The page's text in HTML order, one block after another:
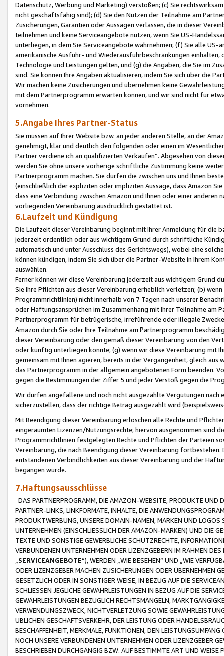
Datenschutz, Werbung und Marketing) verstoßen; (c) Sie
nicht geschäftsfähig sind); (d) Sie den Nutzen der Teilnahme am
Zusicherungen, Garantien oder Aussagen verlassen, die in dieser
teilnehmen und keine Serviceangebote nutzen, wenn Sie US-
unterliegen, in dem Sie Serviceangebote wahrnehmen; (f) Sie alle
amerikanische Ausfuhr- und Wiederausfuhrbeschränkungen
Technologie und Leistungen gelten, und (g) die Angaben, die Sie im
sind. Sie können Ihre Angaben aktualisieren, indem Sie sich über die
Wir machen keine Zusicherungen und übernehmen keine
mit dem Partnerprogramm erwarten können, und wir sind nicht für
vornehmen.
5.Angabe Ihres Partner-Status
Sie müssen auf Ihrer Website bzw. an jeder anderen Stelle, an der
genehmigt, klar und deutlich den folgenden oder einen im
Partner verdiene ich an qualifizierten Verkäufen“. Abgesehen von
werden Sie ohne unsere vorherige schriftliche Zustimmung keine
Partnerprogramm machen. Sie dürfen die zwischen uns und Ihnen
(einschließlich der expliziten oder impliziten Aussage, dass Amazon
dass eine Verbindung zwischen Amazon und Ihnen oder einer
vorliegenden Vereinbarung ausdrücklich gestattet ist.
6.Laufzeit und Kündigung
Die Laufzeit dieser Vereinbarung beginnt mit Ihrer Anmeldung für die
jederzeit ordentlich oder aus wichtigem Grund durch schriftliche
automatisch und unter Ausschluss des Gerichtswegs), wobei eine
können kündigen, indem Sie sich über die Partner-Website in Ihrem
auswählen.
Ferner können wir diese Vereinbarung jederzeit aus wichtigem Grund
Sie Ihre Pflichten aus dieser Vereinbarung erheblich verletzen; (b)
Programmrichtlinien) nicht innerhalb von 7 Tagen nach unserer
oder Haftungsansprüchen im Zusammenhang mit Ihrer Teilnahme am
Partnerprogramm für betrügerische, irreführende oder illegale
Amazon durch Sie oder Ihre Teilnahme am Partnerprogramm
dieser Vereinbarung oder den gemäß dieser Vereinbarung von den
oder künftig unterliegen könnte; (g) wenn wir diese Vereinbarung mit
gemeinsam mit Ihnen agieren, bereits in der Vergangenheit, gleich
das Partnerprogramm in der allgemein angebotenen Form beenden.
gegen die Bestimmungen der Ziffer 5 und jeder Verstoß gegen die
Wir dürfen angefallene und noch nicht ausgezahlte Vergütungen
sicherzustellen, dass der richtige Betrag ausgezahlt wird
Mit Beendigung dieser Vereinbarung erlöschen alle Rechte und
eingeräumten Lizenzen/Nutzungsrechte; hiervon ausgenommen sind
Programmrichtlinien festgelegten Rechte und Pflichten der Parteien
Vereinbarung, die nach Beendigung dieser Vereinbarung
entstandenen Verbindlichkeiten aus dieser Vereinbarung und der
begangen wurde.
7.Haftungsausschlüsse
DAS PARTNERPROGRAMM, DIE AMAZON-WEBSITE, PRODUKTE UND
PARTNER-LINKS, LINKFORMATE, INHALTE, DIE
PRODUKTWERBUNG, UNSERE DOMAIN-NAMEN, MARKEN UND
UNTERNEHMEN (EINSCHLIESSLICH DER AMAZON-MARKEN) UND DIE
TEXTE UND SONSTIGE GEWERBLICHE SCHUTZRECHTE,
VERBUNDENEN UNTERNEHMEN ODER LIZENZGEBERN IM RAHMEN
SERVICEANGEBOTE“), WERDEN „WIE BESEHEN“ UND „WIE
ODER LIZENZGEBER MACHEN ZUSICHERUNGEN ODER ÜBERNEHMEN
GESETZLICH ODER IN SONSTIGER WEISE, IN BEZUG AUF DIE
SCHLIESSEN JEGLICHE GEWÄHRLEISTUNGEN IN BEZUG AUF DIE
GEWÄHRLEISTUNGEN BEZÜGLICH RECHTSMÄNGELN,
VERWENDUNGSZWECK, NICHTVERLETZUNG SOWIE
ÜBLICHEN GESCHÄFTSVERKEHR, DER LEISTUNG ODER
BESCHAFFENHEIT, MERKMALE, FUNKTIONEN, DEN
NOCH UNSERE VERBUNDENEN UNTERNEHMEN ODER LIZENZGEBER
BESCHRIEBEN DURCHGÄNGIG BZW. AUF BESTIMMTE ART UND